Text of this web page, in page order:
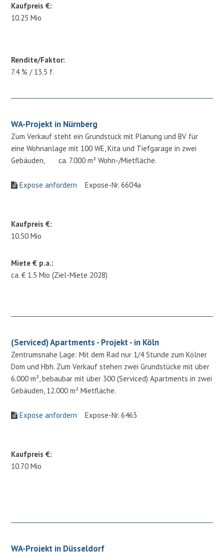
Kaufpreis €:
10.25 Mio
Rendite/Faktor:
7.4 % / 13.5 f.
WA-Projekt in Nürnberg
Zum Verkauf steht ein Grundstück mit Planung und BV für
eine Wohnanlage mit 100 WE, Kita und Tiefgarage in zwei
Gebäuden, ca. 7.000 m² Wohn-/Mietfläche.
Expose anfordern Expose-Nr. 6604a
Kaufpreis €:
10.50 Mio
Miete € p.a.:
ca. € 1.5 Mio (Ziel-Miete 2028)
(Serviced) Apartments - Projekt - in Köln
Zentrumsnahe Lage: Mit dem Rad nur 1/4 Stunde zum Kölner
Dom und Hbh. Zum Verkauf stehen zwei Grundstücke mit über
6.000 m², bebaubar mit über 300 (Serviced) Apartments in zwei
Gebäuden, 12.000 m² Mietfläche.
Expose anfordern Expose-Nr. 6463
Kaufpreis €:
10.70 Mio
WA-Projekt in Düsseldorf